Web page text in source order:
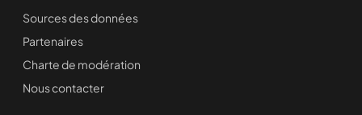
Sources des données
Partenaires
Charte de modération
Nous contacter